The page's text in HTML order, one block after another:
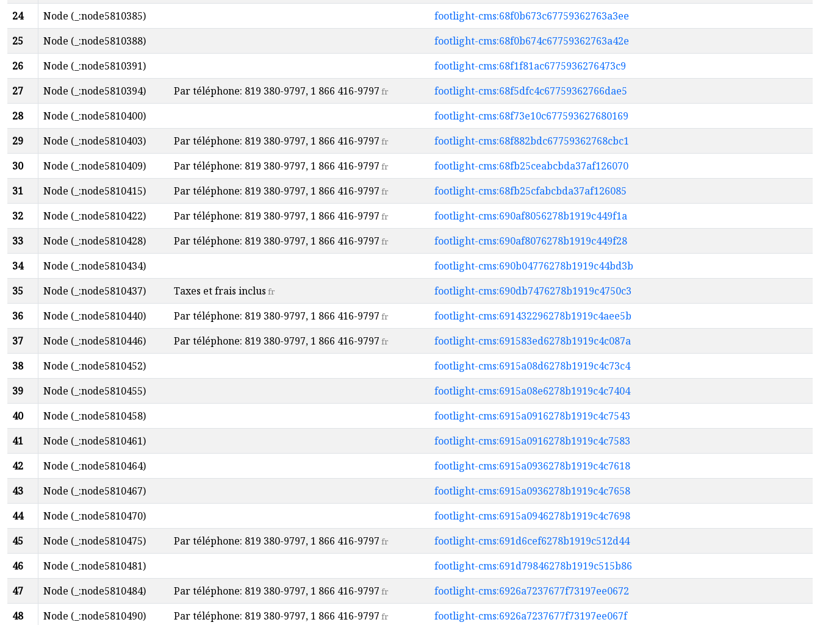
24
Node (_:node5810385)
footlight-cms:68f0b673c67759362763a3ee
25
Node (_:node5810388)
footlight-cms:68f0b674c67759362763a42e
26
Node (_:node5810391)
footlight-cms:68f1f81ac6775936276473c9
27
Node (_:node5810394) Par téléphone: 819 380-9797, 1 866 416-9797 fr
footlight-cms:68f5dfc4c67759362766dae5
28
Node (_:node5810400)
footlight-cms:68f73e10c677593627680169
29
Node (_:node5810403) Par téléphone: 819 380-9797, 1 866 416-9797 fr
footlight-cms:68f882bdc67759362768cbc1
30
Node (_:node5810409) Par téléphone: 819 380-9797, 1 866 416-9797 fr
footlight-cms:68fb25ceabcbda37af126070
31
Node (_:node5810415) Par téléphone: 819 380-9797, 1 866 416-9797 fr
footlight-cms:68fb25cfabcbda37af126085
32
Node (_:node5810422) Par téléphone: 819 380-9797, 1 866 416-9797 fr
footlight-cms:690af8056278b1919c449f1a
33
Node (_:node5810428) Par téléphone: 819 380-9797, 1 866 416-9797 fr
footlight-cms:690af8076278b1919c449f28
34
Node (_:node5810434)
footlight-cms:690b04776278b1919c44bd3b
35
Node (_:node5810437) Taxes et frais inclus fr
footlight-cms:690db7476278b1919c4750c3
36
Node (_:node5810440) Par téléphone: 819 380-9797, 1 866 416-9797 fr
footlight-cms:691432296278b1919c4aee5b
37
Node (_:node5810446) Par téléphone: 819 380-9797, 1 866 416-9797 fr
footlight-cms:691583ed6278b1919c4c087a
38
Node (_:node5810452)
footlight-cms:6915a08d6278b1919c4c73c4
39
Node (_:node5810455)
footlight-cms:6915a08e6278b1919c4c7404
40
Node (_:node5810458)
footlight-cms:6915a0916278b1919c4c7543
41
Node (_:node5810461)
footlight-cms:6915a0916278b1919c4c7583
42
Node (_:node5810464)
footlight-cms:6915a0936278b1919c4c7618
43
Node (_:node5810467)
footlight-cms:6915a0936278b1919c4c7658
44
Node (_:node5810470)
footlight-cms:6915a0946278b1919c4c7698
45
Node (_:node5810475) Par téléphone: 819 380-9797, 1 866 416-9797 fr
footlight-cms:691d6cef6278b1919c512d44
46
Node (_:node5810481)
footlight-cms:691d79846278b1919c515b86
47
Node (_:node5810484) Par téléphone: 819 380-9797, 1 866 416-9797 fr
footlight-cms:6926a7237677f73197ee0672
48
Node (_:node5810490) Par téléphone: 819 380-9797, 1 866 416-9797 fr
footlight-cms:6926a7237677f73197ee067f